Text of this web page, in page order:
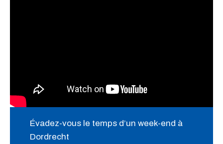
Évadez-vous le temps d’un week-end à
Dordrecht